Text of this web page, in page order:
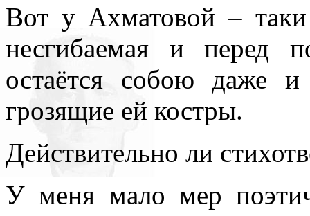
Вот у Ахматовой –
несгибаемая и перед
остаётся собою даже и
грозящие ей костры.
Действительно ли
У меня мало мер